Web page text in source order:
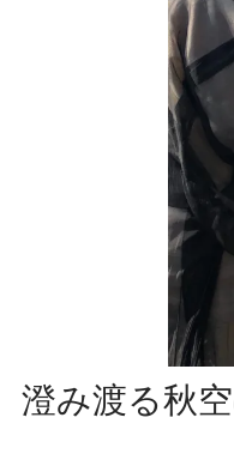
澄み渡る秋